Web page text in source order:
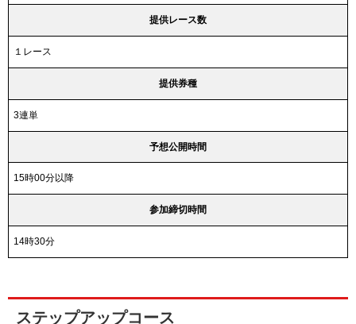
提供レース数
１レース
提供券種
3連単
予想公開時間
15時00分以降
参加締切時間
14時30分
ステップアップコース